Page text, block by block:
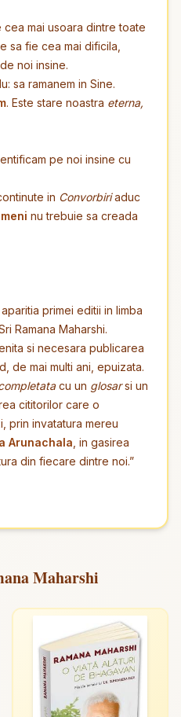
mai usoara dintre toate
sa fie cea mai dificila,
noi insine.
sa ramanem in Sine.
. Este stare noastra eterna,
pe noi insine cu
in Convorbiriaduc
nu trebuie sa creada
primei editii in limba
Ramana Maharshi.
si necesara publicarea
de mai multi ani, epuizata.
cu un glosarsi un
cititorilor care o
prin invatatura mereu
Arunachala , in gasirea
din fiecare dintre noi.”
Maharshi